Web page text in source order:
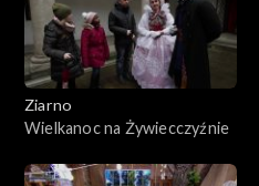
Ziarno
Wielkanoc na Żywiecczyźnie